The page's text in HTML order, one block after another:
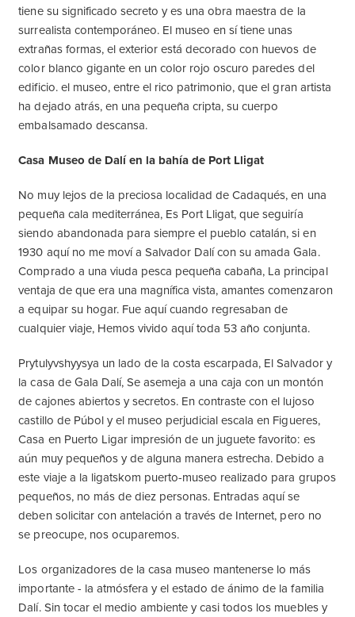
tiene su significado secreto y es una obra maestra de la
surrealista contemporáneo. El museo en sí tiene unas
extrañas formas, el exterior está decorado con huevos de
color blanco gigante en un color rojo oscuro paredes del
edificio. el museo, entre el rico patrimonio, que el gran artista
ha dejado atrás, en una pequeña cripta, su cuerpo
embalsamado descansa.
Casa Museo de Dalí en la bahía de Port Lligat
No muy lejos de la preciosa localidad de Cadaqués, en una
pequeña cala mediterránea, Es Port Lligat, que seguiría
siendo abandonada para siempre el pueblo catalán, si en
1930 aquí no me moví a Salvador Dalí con su amada Gala.
Comprado a una viuda pesca pequeña cabaña, La principal
ventaja de que era una magnífica vista, amantes comenzaron
a equipar su hogar. Fue aquí cuando regresaban de
cualquier viaje, Hemos vivido aquí toda 53 año conjunta.
Prytulyvshyysya un lado de la costa escarpada, El Salvador y
la casa de Gala Dalí, Se asemeja a una caja con un montón
de cajones abiertos y secretos. En contraste con el lujoso
castillo de Púbol y el museo perjudicial escala en Figueres,
Casa en Puerto Ligar impresión de un juguete favorito: es
aún muy pequeños y de alguna manera estrecha. Debido a
este viaje a la ligatskom puerto-museo realizado para grupos
pequeños, no más de diez personas. Entradas aquí se
deben solicitar con antelación a través de Internet, pero no
se preocupe, nos ocuparemos.
Los organizadores de la casa museo mantenerse lo más
importante - la atmósfera y el estado de ánimo de la familia
Dalí. Sin tocar el medio ambiente y casi todos los muebles y